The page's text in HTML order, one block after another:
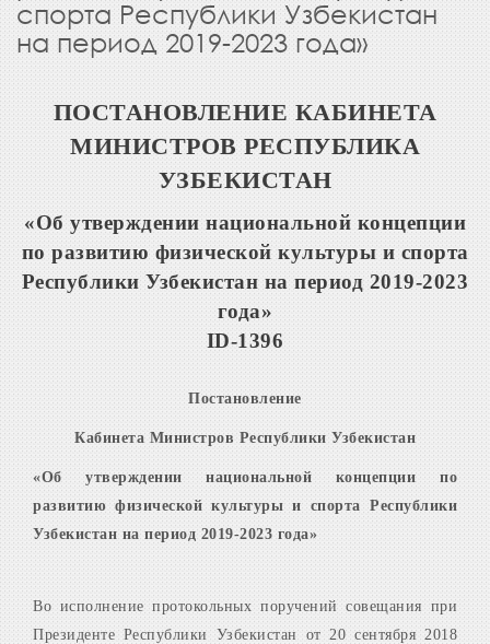
спорта Республики Узбекистан
на период 2019-2023 года»
ПОСТАНОВЛЕНИЕ КАБИНЕТА
МИНИСТРОВ РЕСПУБЛИКА
УЗБЕКИСТАН
«Об утверждении национальной концепции
по развитию физической культуры и спорта
Республики Узбекистан на период 2019-2023
года»
ID-1396
Постановление
Кабинета Министров Республики Узбекистан
«Об утверждении национальной концепции по
развитию физической культуры и спорта Республики
Узбекистан на период 2019-2023 года»
Во исполнение протокольных поручений совещания при
Президенте Республики Узбекистан от 20 сентября 2018